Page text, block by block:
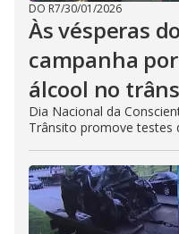
DO R7/30/01/2026
Às vésperas
campanha
álcool no
Dia Nacional da
Trânsito promove